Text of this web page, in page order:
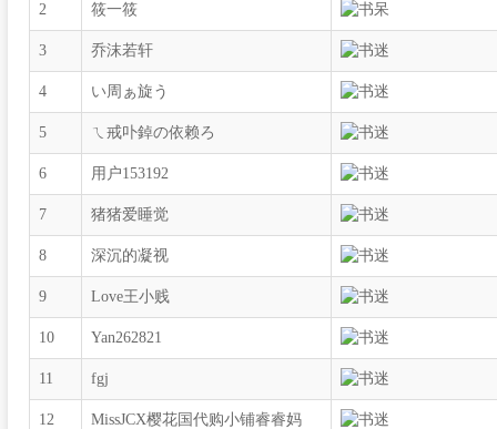
2 筱一筱
3 乔沫若轩
4 い周ぁ旋う
5 ㄟ戒卟鋽の依赖ろ
6 用户153192
7 猪猪爱睡觉
8 深沉的凝视
9 Love王小贱
10 Yan262821
11 fgj
12 MissJCX樱花国代购小铺睿睿妈